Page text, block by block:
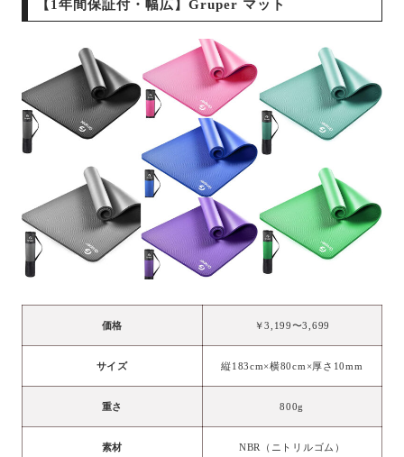
【1年間保証付・幅広】Gruper マット
価格 ￥3,199〜3,699
サイズ 縦183cm×横80cm×厚さ10mm
重さ 800g
素材 NBR（ニトリルゴム）